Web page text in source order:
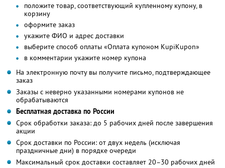
положите товар, соответствующий купленному купону, в
корзину
оформите заказ
укажите ФИО и адрес доставки
выберите способ оплаты «Оплата купоном KupiKupon»
в комментарии укажите номер купона
На электронную почту вы получите письмо, подтверждающее
заказ
Заказы с неверно указанными номерами купонов не
обрабатываются
Бесплатная доставка по России
Срок обработки заказа: до 5 рабочих дней после завершения
акции
Срок доставки по России: от двух недель (исключая
праздничные дни) в порядке очереди
Максимальный срок доставки составляет 20–30 рабочих дней